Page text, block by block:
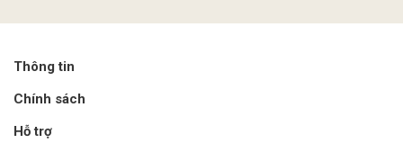
Thông tin
Chính sách
Hỗ trợ